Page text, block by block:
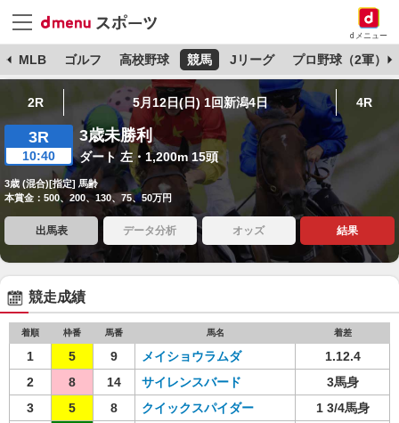
dメニュー
MLB ゴルフ 高校野球 競馬 Jリーグ プロ野球（2軍）
2R 5月12日(日) 1回新潟4日 4R
3R
10:40
3歳未勝利
ダート 左・1,200m 15頭
3歳 (混合)[指定] 馬齢
本賞金：500、200、130、75、50万円
出馬表 データ分析 オッズ 結果
競走成績
着順 枠番 馬番 馬名 着差
1 5 9 メイショウラムダ
1.12.4
2
8 14 サイレンスバード
3馬身
3
5 8 クイックスパイダー
1 3/4馬身